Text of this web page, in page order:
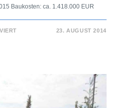
Baukosten: ca. 1.418.000 EUR
23. AUGUST 2014